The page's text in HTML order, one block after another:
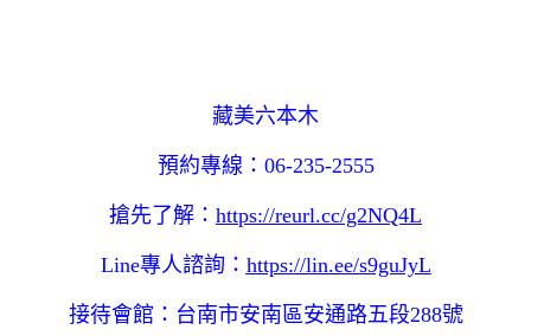
藏美六本木
預約專線：06-235-2555
搶先了解： https://reurl.cc/g2NQ4L
Line專人諮詢： https://lin.ee/s9guJyL
接待會館：台南市安南區安通路五段288號